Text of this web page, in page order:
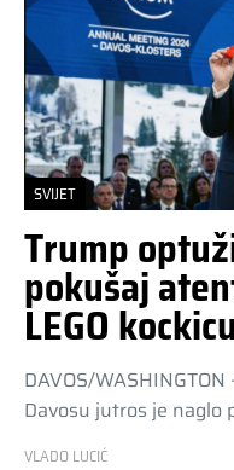
SVIJET
Trump
pokušaj
LEGO
DAVOS/
Davosu jutros je naglo
VLADO LUCIĆ